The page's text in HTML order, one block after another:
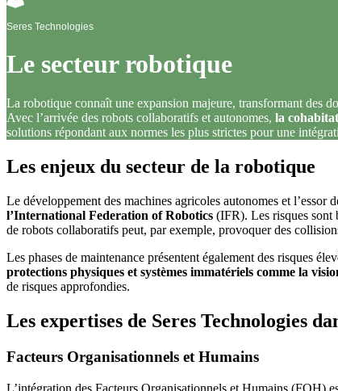
Seres Technologies
Le secteur robotique
La robotique connaît une expansion majeure, transformant des
Avec l’arrivée des robots collaboratifs et autonomes, la
solutions répondant aux normes les plus strictes pour une
Les enjeux du secteur de la robotique
Le développement des machines agricoles autonomes et
l’International Federation of Robotics (IFR). Les risques sont
de robots collaboratifs peut, par exemple, provoquer des
Les phases de maintenance présentent également des risques
protections physiques et systèmes immatériels comme la
de risques approfondies.
Les expertises de Seres Technologies
Facteurs Organisationnels et Humains
L’intégration des Facteurs Organisationnels et Humains (FOH)